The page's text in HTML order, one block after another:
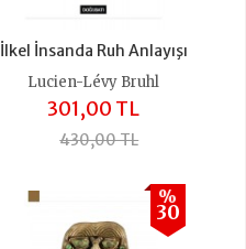
İlkel İnsanda Ruh Anlayışı
Lucien-Lévy Bruhl
301,00 TL
430,00 TL
%
30